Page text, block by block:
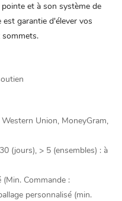
et à son système de
garantie d'élever vos
sommets.
Western Union, MoneyGram,
(jours), > 5 (ensembles) : à
Commande :
personnalisé (min.